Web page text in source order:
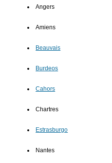
Angers
Amiens
Beauvais
Burdeos
Cahors
Chartres
Estrasburgo
Nantes